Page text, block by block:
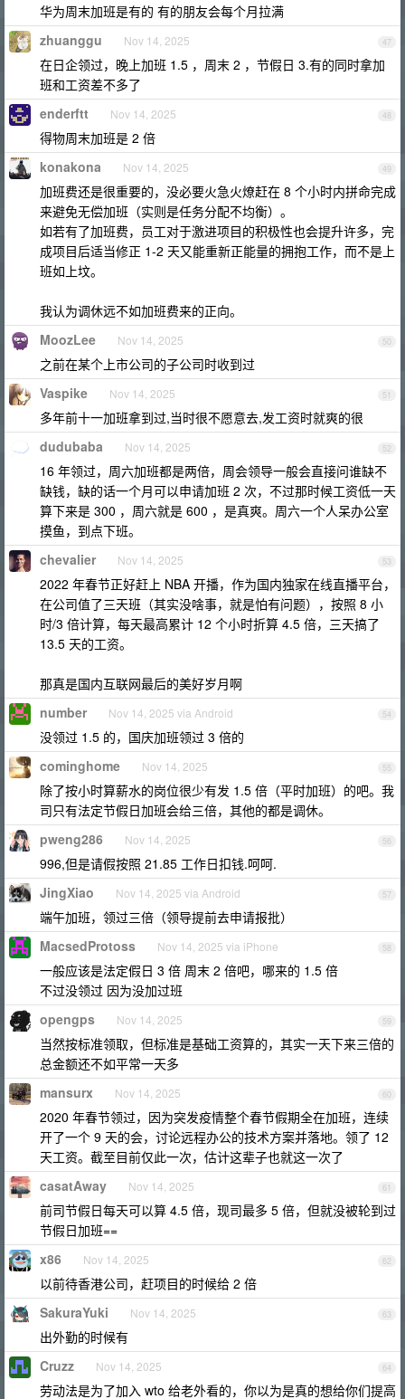
华为周末加班是有的 有的朋友会每个月拉满
47
zhuanggu Nov 14, 2025
在日企领过，晚上加班 1.5 ，周末 2 ，节假日 3.有的同时拿加
班和工资差不多了
48
enderftt Nov 14, 2025
得物周末加班是 2 倍
49
konakona Nov 14, 2025
加班费还是很重要的，没必要火急火燎赶在 8 个小时内拼命完成
来避免无偿加班（实则是任务分配不均衡）。
如若有了加班费，员工对于激进项目的积极性也会提升许多，完
成项目后适当修正 1-2 天又能重新正能量的拥抱工作，而不是上
班如上坟。
我认为调休远不如加班费来的正向。
50
MoozLee Nov 14, 2025
之前在某个上市公司的子公司时收到过
51
Vaspike Nov 14, 2025
多年前十一加班拿到过,当时很不愿意去,发工资时就爽的很
52
dudubaba Nov 14, 2025
16 年领过，周六加班都是两倍，周会领导一般会直接问谁缺不
缺钱，缺的话一个月可以申请加班 2 次，不过那时候工资低一天
算下来是 300 ，周六就是 600 ，是真爽。周六一个人呆办公室
摸鱼，到点下班。
53
chevalier Nov 14, 2025
2022 年春节正好赶上 NBA 开播，作为国内独家在线直播平台，
在公司值了三天班（其实没啥事，就是怕有问题），按照 8 小
时/3 倍计算，每天最高累计 12 个小时折算 4.5 倍，三天搞了
13.5 天的工资。
那真是国内互联网最后的美好岁月啊
54
number Nov 14, 2025 via Android
没领过 1.5 的，国庆加班领过 3 倍的
55
cominghome Nov 14, 2025
除了按小时算薪水的岗位很少有发 1.5 倍（平时加班）的吧。我
司只有法定节假日加班会给三倍，其他的都是调休。
56
pweng286 Nov 14, 2025
996,但是请假按照 21.85 工作日扣钱.呵呵.
57
JingXiao Nov 14, 2025 via Android
端午加班，领过三倍（领导提前去申请报批）
58
MacsedProtoss Nov 14, 2025 via iPhone
一般应该是法定假日 3 倍 周末 2 倍吧，哪来的 1.5 倍
不过没领过 因为没加过班
59
opengps Nov 14, 2025
当然按标准领取，但标准是基础工资算的，其实一天下来三倍的
总金额还不如平常一天多
60
mansurx Nov 14, 2025
2020 年春节领过，因为突发疫情整个春节假期全在加班，连续
开了一个 9 天的会，讨论远程办公的技术方案并落地。领了 12
天工资。截至目前仅此一次，估计这辈子也就这一次了
61
casatAway Nov 14, 2025
前司节假日每天可以算 4.5 倍，现司最多 5 倍，但就没被轮到过
节假日加班==
62
x86 Nov 14, 2025
以前待香港公司，赶项目的时候给 2 倍
63
SakuraYuki Nov 14, 2025
出外勤的时候有
64
Cruzz Nov 14, 2025
劳动法是为了加入 wto 给老外看的，你以为是真的想给你们提高